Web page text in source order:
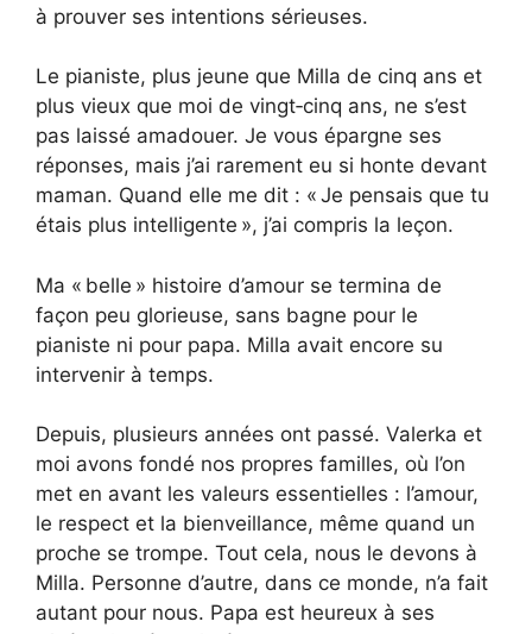
à prouver ses intentions sérieuses.
Le pianiste, plus jeune que Milla de cinq ans et
plus vieux que moi de vingt‑cinq ans, ne s’est
pas laissé amadouer. Je vous épargne ses
réponses, mais j’ai rarement eu si honte devant
maman. Quand elle me dit : « Je pensais que tu
étais plus intelligente », j’ai compris la leçon.
Ma « belle » histoire d’amour se termina de
façon peu glorieuse, sans bagne pour le
pianiste ni pour papa. Milla avait encore su
intervenir à temps.
Depuis, plusieurs années ont passé. Valerka et
moi avons fondé nos propres familles, où l’on
met en avant les valeurs essentielles : l’amour,
le respect et la bienveillance, même quand un
proche se trompe. Tout cela, nous le devons à
Milla. Personne d’autre, dans ce monde, n’a fait
autant pour nous. Papa est heureux à ses